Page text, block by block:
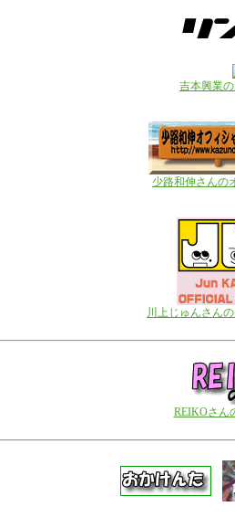
吉本興業
少路和伸さんの
川上じゅんさん
REIKOさん